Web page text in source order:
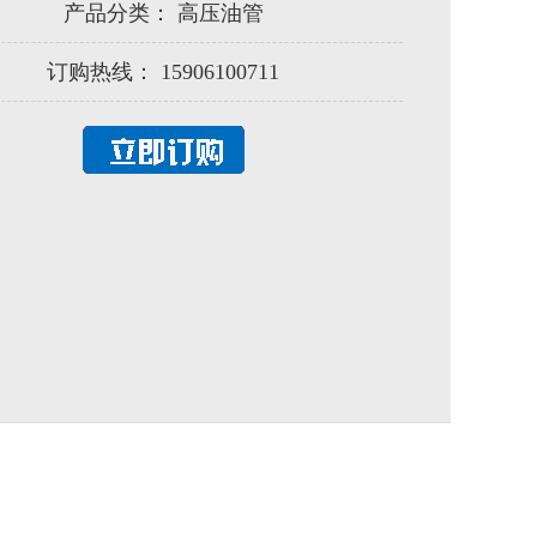
产品分类： 高压油管
订购热线： 15906100711